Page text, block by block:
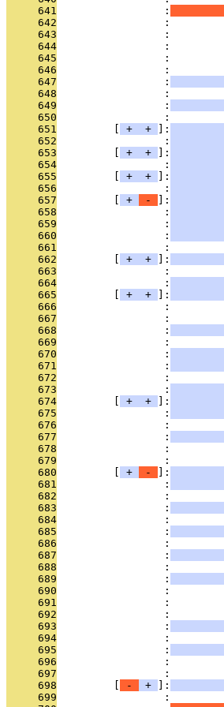
     641
                 :
     642
:
     643
:
     644
:
     645
:
     646
:
     647
                 :
     648
:
     649
                 :
     650
:
     651
+ + ]:
     652
                 :
     653
+ + ]:
     654
                 :
     655
+ + ]:
     656
                 :
     657
+ - ]:
     658
                 :
     659
                 :
     660
                 :
     661
:
     662
+ + ]:
     663
:
     664
                 :
     665
+ + ]:
     666
:
     667
:
     668
                 :
     669
:
     670
                 :
     671
                 :
     672
:
     673
                 :
     674
+ + ]:
     675
                 :
     676
:
     677
                 :
     678
:
     679
:
     680
+ - ]:
     681
                 :
     682
:
     683
                 :
     684
:
     685
                 :
     686
:
     687
                 :
     688
:
     689
                 :
     690
:
     691
:
     692
:
     693
                 :
     694
:
     695
                 :
     696
:
     697
:
     698
- + ]:
     699
: